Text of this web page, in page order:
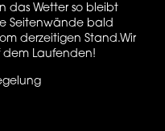
das Wetter so bleibt
Seitenwände bald
derzeitigen Stand.Wir
Laufenden!